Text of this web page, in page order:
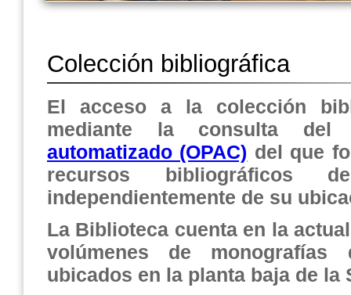
Colección bibliográfica
El acceso a la colección
mediante la consulta
automatizado (OPAC) del que
recursos bibliográficos
independientemente de su
La Biblioteca cuenta en la
volúmenes de monografías
ubicados en la planta baja de la